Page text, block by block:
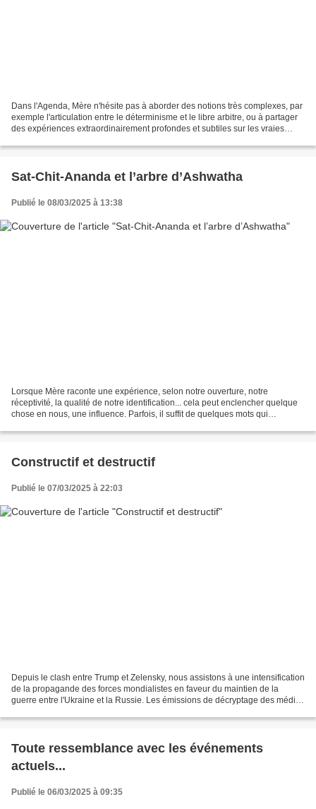
Dans l'Agenda, Mère n'hésite pas à aborder des notions très complexes, par
exemple l'articulation entre le déterminisme et le libre arbitre, ou à partager
des expériences extraordinairement profondes et subtiles sur les vraies
Sat-Chit-Ananda et l’arbre d’Ashwatha
Publié le 08/03/2025 à 13:38
Lorsque Mère raconte une expérience, selon notre ouverture, notre
réceptivité, la qualité de notre identification... cela peut enclencher quelque
chose en nous, une influence. Parfois, il suffit de quelques mots qui
Constructif et destructif
Publié le 07/03/2025 à 22:03
Depuis le clash entre Trump et Zelensky, nous assistons à une intensification
de la propagande des forces mondialistes en faveur du maintien de la
guerre entre l'Ukraine et la Russie. Les émissions de décryptage des médias
Toute ressemblance avec les événements
actuels...
Publié le 06/03/2025 à 09:35